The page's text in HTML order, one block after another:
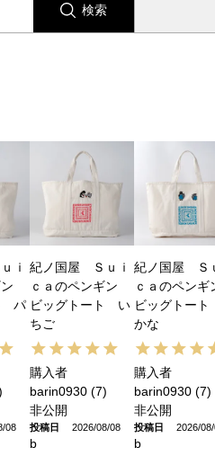
検索
ｉ
ン
パ
08
紀ノ国屋 Ｓｕｉ
ｃａのペンギン
ビッグトート い
ちご
購入者
barin0930 7
非公開
投稿日 2026/08/08
b
紀ノ国屋 Ｓ
ｃａのペン
ビッグトー
かな
購入者
barin0930 7
非公開
投稿日 2026/
b